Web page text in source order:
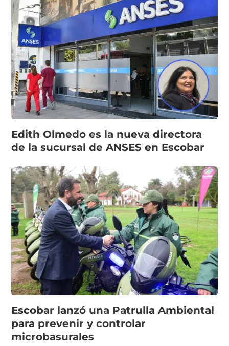
Edith Olmedo es la nueva directora
de la sucursal de ANSES en Escobar
Escobar lanzó una Patrulla Ambiental
para prevenir y controlar
microbasurales